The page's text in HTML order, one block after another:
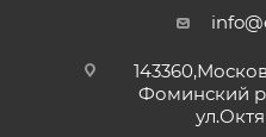
Фоминский